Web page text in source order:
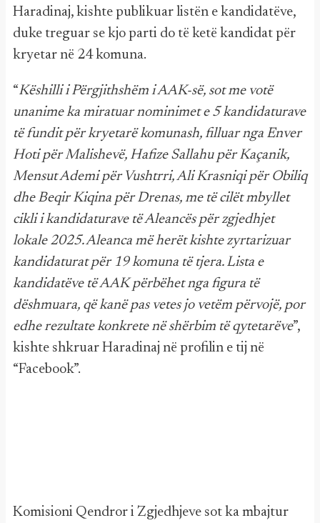
Haradinaj, kishte publikuar listën e kandidatëve,
duke treguar se kjo parti do të ketë kandidat për
kryetar në 24 komuna.
“Këshilli i Përgjithshëm i AAK-së, sot me votë
unanime ka miratuar nominimet e 5 kandidaturave
të fundit për kryetarë komunash, filluar nga Enver
Hoti për Malishevë, Hafize Sallahu për Kaçanik,
Mensut Ademi për Vushtrri, Ali Krasniqi për Obiliq
dhe Beqir Kiqina për Drenas, me të cilët mbyllet
cikli i kandidaturave të Aleancës për zgjedhjet
lokale 2025. Aleanca më herët kishte zyrtarizuar
kandidaturat për 19 komuna të tjera. Lista e
kandidatëve të AAK përbëhet nga figura të
dëshmuara, që kanë pas vetes jo vetëm përvojë, por
edhe rezultate konkrete në shërbim të qytetarëve”,
kishte shkruar Haradinaj në profilin e tij në
“Facebook”.
Komisioni Qendror i Zgjedhjeve sot ka mbajtur